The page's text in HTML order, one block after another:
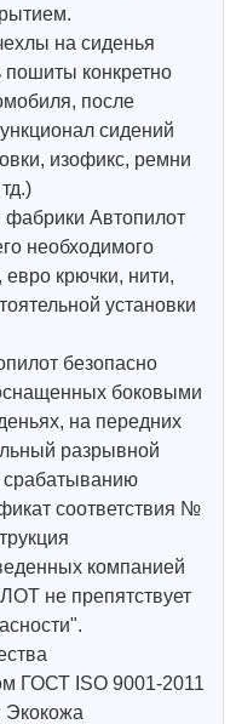
на сиденья
пошиты конкретно
после
сидений
изофикс, ремни
Автопилот
необходимого
евро крючки, нити,
установки
безопасно
боковыми
на передних
разрывной
срабатыванию
соответствия №
компанией
не препятствует
ГОСТ ISO 9001-2011
Экокожа